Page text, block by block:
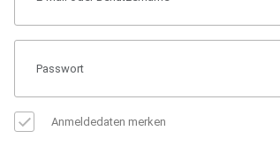
Anmeldedaten merken